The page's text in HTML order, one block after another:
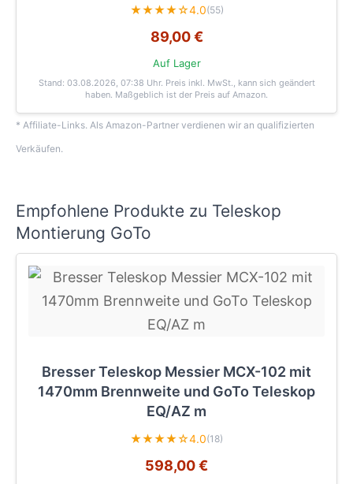
★★★★☆4.0(55)
89,00 €
Auf Lager
Stand: 03.08.2026, 07:38 Uhr. Preis inkl. MwSt., kann sich geändert
haben. Maßgeblich ist der Preis auf Amazon.
* Affiliate-Links. Als Amazon-Partner verdienen wir an qualifizierten
Verkäufen.
Empfohlene Produkte zu Teleskop
Montierung GoTo
Bresser Teleskop Messier MCX-102 mit
1470mm Brennweite und GoTo Teleskop
EQ/AZ m
★★★★☆4.0(18)
598,00 €